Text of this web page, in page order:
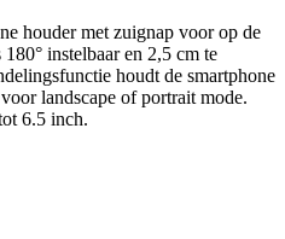
houder met zuignap voor op de
instelbaar en 2,5 cm te
houdt de smartphone
landscape of portrait mode.
6.5 inch.